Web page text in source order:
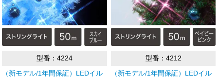
型番：4224
（新モデル/1年間保証）LEDイル
型番：4212
（新モデル/1年間保証）LEDイル